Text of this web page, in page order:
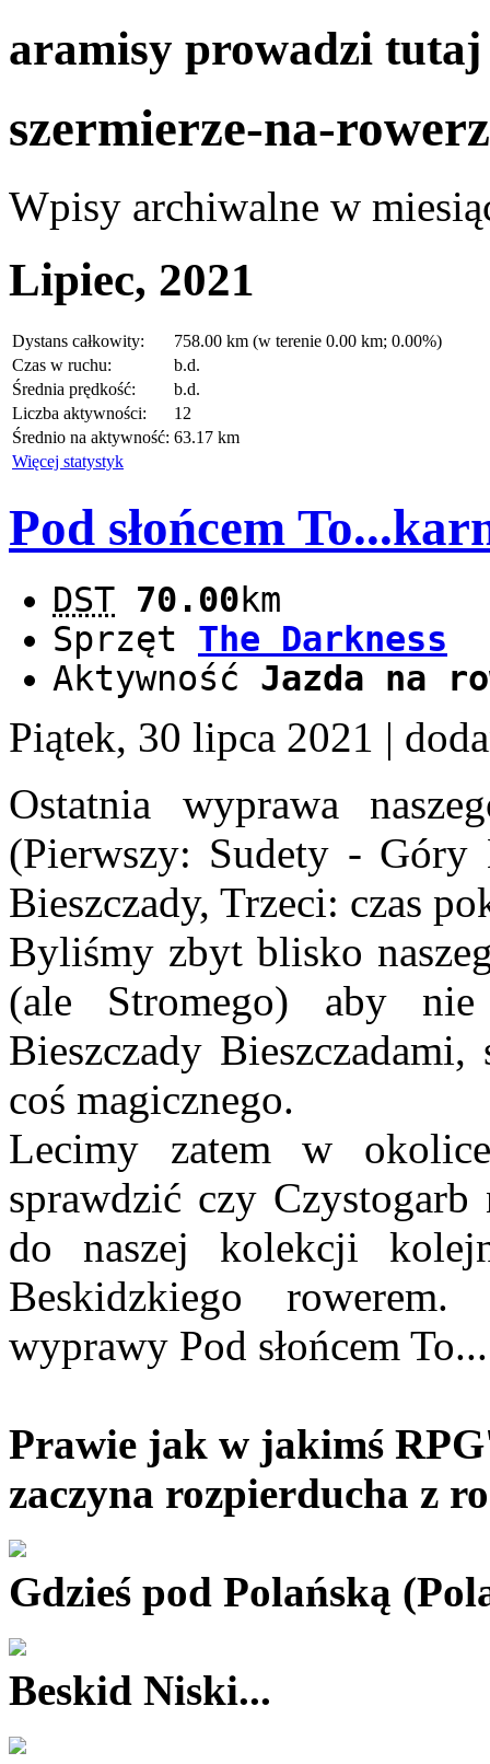
aramisy prowadzi
szermierze-na-
Wpisy archiwalne w
Lipiec, 2021
Dystans całkowity:
758.00 km (w terenie 0.00 km; 0.00%)
Czas w ruchu:
b.d.
Średnia prędkość:
b.d.
Liczba aktywności:
12
Średnio na aktywność: 63.17 km
Więcej statystyk
Pod słońcem
DST 70.00km
Sprzęt The Darkness
Aktywność Jazda na
Piątek, 30 lipca 2021 |
Ostatnia wyprawa
(Pierwszy: Sudety - Góry
Bieszczady, Trzeci: czas
Byliśmy zbyt blisko
(ale Stromego) aby
Bieszczady
coś magicznego.
Lecimy zatem w
sprawdzić czy
do naszej kolekcji
Beskidzkiego
wyprawy Pod słońcem
Prawie jak w jakimś
zaczyna rozpierducha z
Gdzieś pod Polańską
Beskid Niski...